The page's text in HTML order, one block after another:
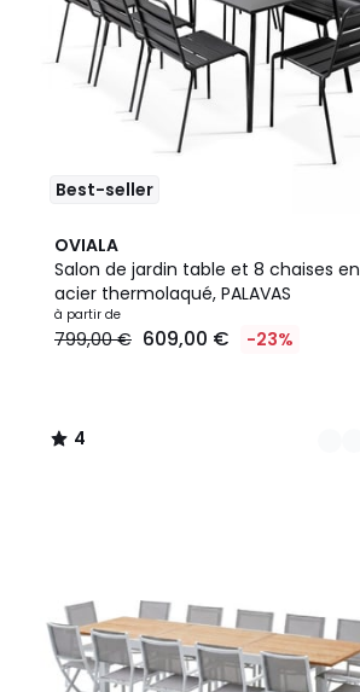
Best-seller
OVIALA
Salon de jardin table et 8 chaises en
acier thermolaqué, PALAVAS
à partir de
799,00 € 609,00 € -23%
4
/
5
4
Couleurs
4
/